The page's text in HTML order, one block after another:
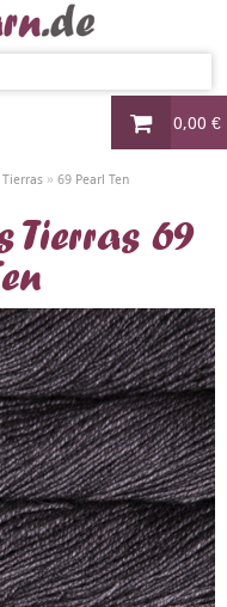
0,00 €
» 69 Pearl Ten
69